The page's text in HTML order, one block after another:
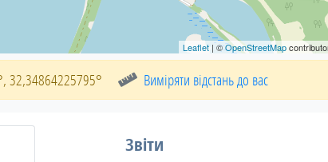
Leaflet | ©OpenStreetMap
32,34864225795° Виміряти відстань до вас
Звіти